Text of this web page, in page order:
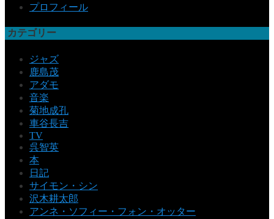
プロフィール
カテゴリー
ジャズ
鹿島茂
アダモ
音楽
菊地成孔
車谷長吉
TV
呉智英
本
日記
サイモン・シン
沢木耕太郎
アンネ・ソフィー・フォン・オッター